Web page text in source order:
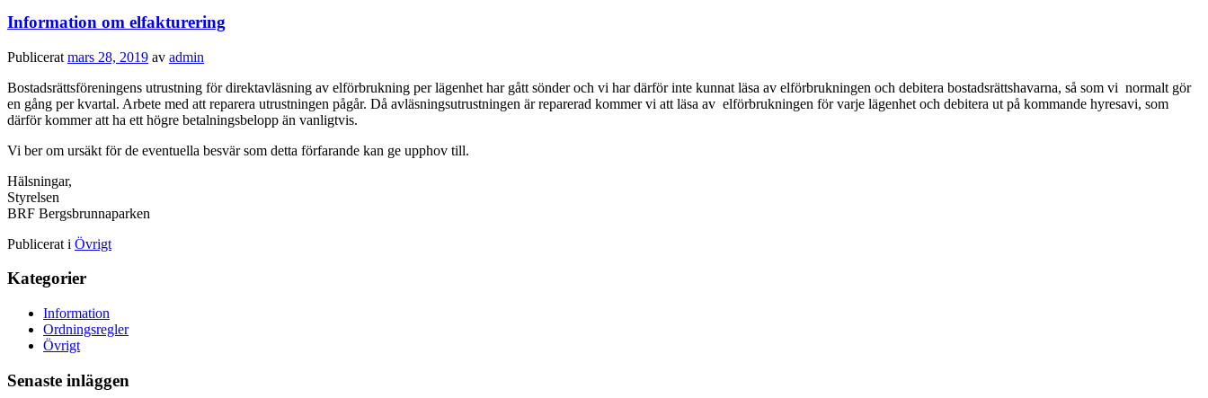
Information om elfakturering
Publicerat mars 28, 2019 av admin
Bostadsrättsföreningens utrustning för direktavläsning av elförbrukning per lägenhet har gått sönder och vi har därför inte kunnat läsa av elförbrukningen och debitera bostadsrättshavarna, så som vi normalt gör
en gång per kvartal. Arbete med att reparera utrustningen pågår. Då avläsningsutrustningen är reparerad kommer vi att läsa av elförbrukningen för varje lägenhet och debitera ut på kommande hyresavi, som
därför kommer att ha ett högre betalningsbelopp än vanligtvis.
Vi ber om ursäkt för de eventuella besvär som detta förfarande kan ge upphov till.
Hälsningar,
Styrelsen
BRF Bergsbrunnaparken
Publicerat i Övrigt
Kategorier
Information
Ordningsregler
Övrigt
Senaste inläggen